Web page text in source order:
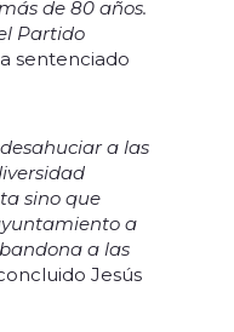
de 80 años.
Partido
sentenciado
a las
sino que
a
a las
Jesús